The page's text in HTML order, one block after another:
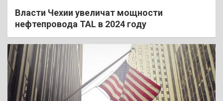
Власти Чехии увеличат мощности
нефтепровода TAL в 2024 году